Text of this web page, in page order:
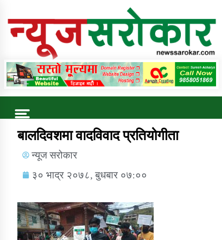
Online News Portal
Trending Now
बालदिवशमा वादविवाद प्रतियोगीता
न्यूज सरोकार
३० भाद्र २०७८, बुधबार ०७:००